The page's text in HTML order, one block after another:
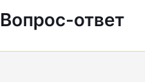
Вопрос-ответ